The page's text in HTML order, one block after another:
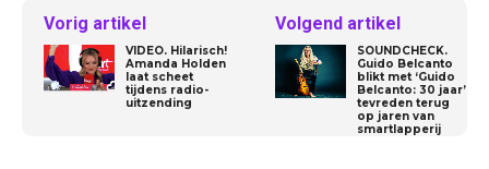
Vorig artikel
VIDEO. Hilarisch!
Amanda Holden
laat scheet
tijdens radio-
uitzending
Volgend artikel
SOUNDCHECK.
Guido Belcanto
blikt met ‘Guido
Belcanto: 30 jaar’
tevreden terug
op jaren van
smartlapperij